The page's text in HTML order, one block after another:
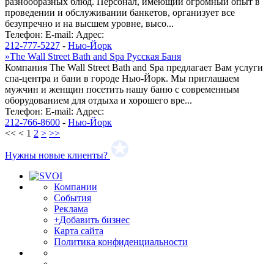
проведении и обслуживании банкетов, организует все
безупречно и на высшем уровне, высо...
Телефон: E-mail: Адрес:
212-777-5227 - Нью-Йорк
»The Wall Street Bath and Spa Русская Баня
Компания The Wall Street Bath and Spa предлагает Вам услуги
спа-центра и бани в городе Нью-Йорк. Мы приглашаем
мужчин и женщин посетить нашу баню с современным
оборудованием для отдыха и хорошего вре...
Телефон: E-mail: Адрес:
212-766-8600 - Нью-Йорк
<< < 1 2 > >>
Нужны новые клиенты?
Компании
События
Реклама
+Добавить бизнес
Карта сайта
Политика конфиденциальности